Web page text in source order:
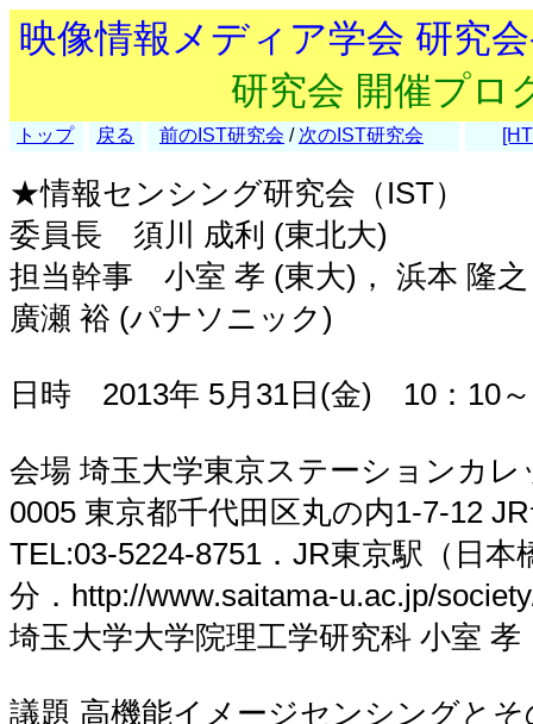
映像情報メディア学会 研究
研究会 開催プロ
トップ 戻る 前のIST研究会 / 次のIST研究会
★情報センシング研究会（IST）
委員長 須川 成利 (東北大)
担当幹事 小室 孝 (東大)， 浜本 隆之
廣瀬 裕 (パナソニック)
日時 2013年 5月31日(金) 10：10～
会場 埼玉大学東京ステーションカレ
0005 東京都千代田区丸の内1-7-12
TEL:03-5224-8751．JR東京駅（日本
分．http://www.saitama-u.ac.jp/
埼玉大学大学院理工学研究科 小室 孝
議題 高機能イメージセンシングとそ